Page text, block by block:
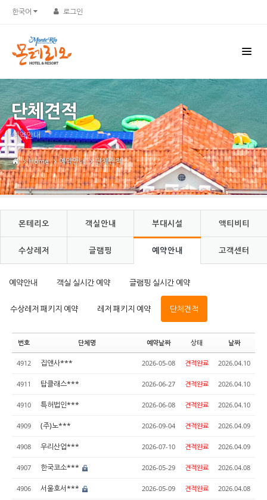
한국어 로그인
단체견적
예약안내
Home 예약안내 단체견적
몬테리오 객실안내 부대시설 액티비티
수상레저 글램핑 예약안내 고객센터
예약안내 객실 실시간 예약 글램핑 실시간 예약
수상레저 패키지 예약 레저 패키지 예약 단체견적
번호 단체명 예약날짜 상태 날짜
4912 집앤사*** 2026-05-08 견적완료 2026.04.10
4911 탑클래스*** 2026-06-27 견적완료 2026.04.10
4910 특허법인*** 2026-06-08 견적완료 2026.04.10
4909 (주)노*** 2026-09-04 견적완료 2026.04.09
4908 우리산업*** 2026-07-10 견적완료 2026.04.09
4907 한국코소*** 2026-05-29 견적완료 2026.04.08
4906 서울호서*** 2026-05-09 견적완료 2026.04.08
Sketchbook5, 스케치북5